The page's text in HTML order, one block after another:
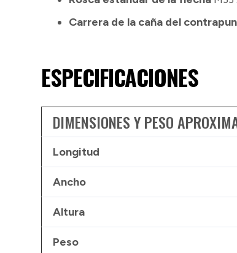
Carrera de la caña del
ESPECIFICACIONES
DIMENSIONES Y PESO
Longitud
Ancho
Altura
Peso